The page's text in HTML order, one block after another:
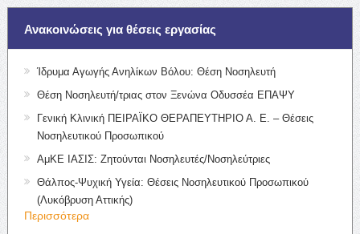
Ανακοινώσεις για θέσεις εργασίας
Ίδρυμα Αγωγής Ανηλίκων Βόλου: Θέση Νοσηλευτή
Θέση Νοσηλευτή/τριας στον Ξενώνα Οδυσσέα ΕΠΑΨΥ
Γενική Κλινική ΠΕΙΡΑΪΚΟ ΘΕΡΑΠΕΥΤΗΡΙΟ Α. Ε. – Θέσεις
Νοσηλευτικού Προσωπικού
ΑμΚΕ ΙΑΣΙΣ: Ζητούνται Νοσηλευτές/Νοσηλεύτριες
Θάλπος-Ψυχική Υγεία: Θέσεις Νοσηλευτικού Προσωπικού
(Λυκόβρυση Αττικής)
Περισσότερα